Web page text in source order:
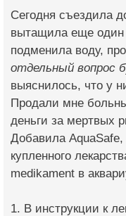
Сегодня съездила
вытащила еще один
подменила воду,
отдельный вопрос
выяснилось, что у
Продали мне
деньги за мертвых
Добавила
купленного
medikament в
1. В инструкции к